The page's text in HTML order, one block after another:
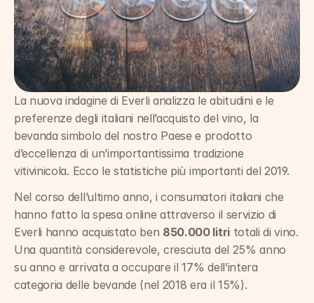
La nuova indagine di Everli analizza le abitudini e le
preferenze degli italiani nell’acquisto del vino, la
bevanda simbolo del nostro Paese e prodotto
d’eccellenza di un’importantissima tradizione
vitivinicola. Ecco le statistiche più importanti del 2019.
Nel corso dell’ultimo anno, i consumatori italiani che
hanno fatto la spesa online attraverso il servizio di
Everli hanno acquistato ben 850.000 litri totali di vino.
Una quantità considerevole, cresciuta del 25% anno
su anno e arrivata a occupare il 17% dell’intera
categoria delle bevande (nel 2018 era il 15%).